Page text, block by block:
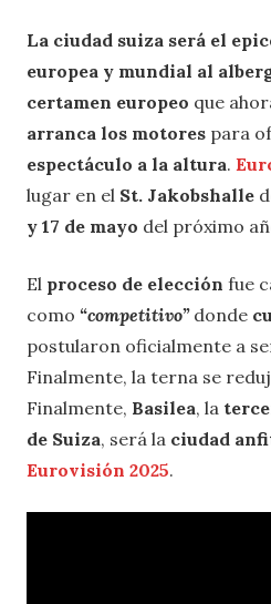
La ciudad suiza será el
europea y mundial al
certamen europeo que
arranca los motores para
espectáculo a la altura.
lugar en el St. Jakobshalle
y 17 de mayo del próximo
El proceso de elección fue
como “competitivo” donde
postularon oficialmente a
Finalmente, la terna se
Finalmente, Basilea, la
de Suiza, será la ciudad
Eurovisión 2025.